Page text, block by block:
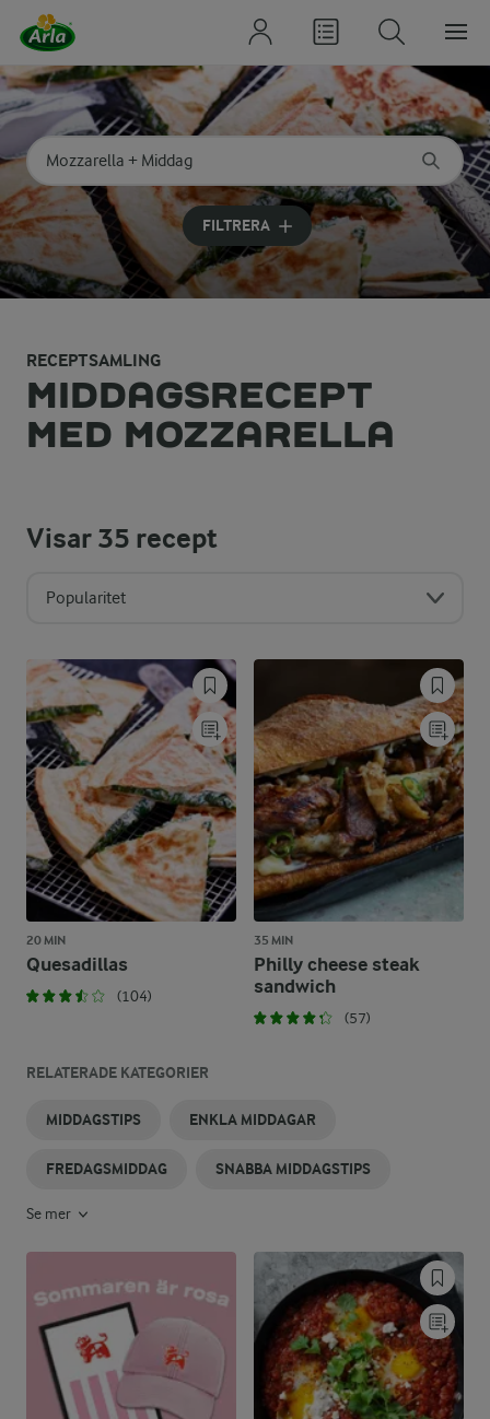
Sök på kategori eller ingrediens
Skriv in sökord för att få förslag
FILTRERA
RECEPTSAMLING
MIDDAGSRECEPT
MED MOZZARELLA
Visar35 recept
Popularitet
20 MIN
Quesadillas
(104)
35 MIN
Philly cheese steak
sandwich
(57)
RELATERADE KATEGORIER
MIDDAGSTIPS ENKLA MIDDAGAR
FREDAGSMIDDAG SNABBA MIDDAGSTIPS
Se mer